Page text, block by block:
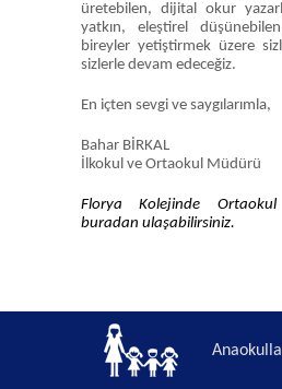
üretebilen, dijital okur
yatkın, eleştirel
bireyler yetiştirmek üzere
sizlerle devam edeceğiz.
En içten sevgi ve saygılarımla,
Bahar BİRKAL
İlkokul ve Ortaokul Müdürü
Florya Kolejinde
buradan ulaşabilirsiniz.